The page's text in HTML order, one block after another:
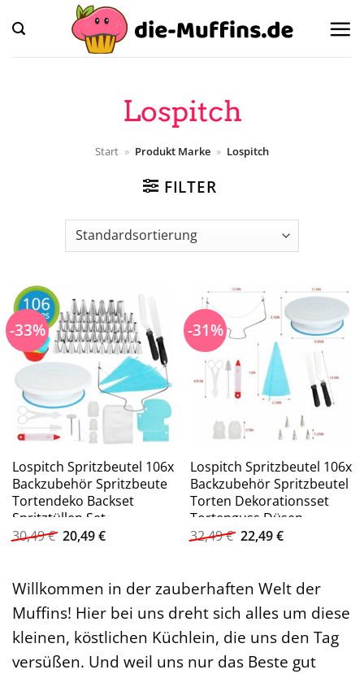
Inhalt
springen
Lospitch
Start » Produkt Marke » Lospitch
FILTER
-33%
Lospitch Spritzbeutel 106x
Backzubehör Spritzbeute
Tortendeko Backset
Spritztüllen Set
30,49€ Ursprünglicher
Preis
20,49€Aktueller
-31%
Lospitch Spritzbeutel 106x
Backzubehör Spritzbeutel
Torten Dekorationsset
Tortenguss Düsen
32,49€ Ursprünglicher
Preis
22,49€Aktueller
Willkommen in der zauberhaften Welt der
Muffins! Hier bei uns dreht sich alles um diese
kleinen, köstlichen Küchlein, die uns den Tag
versüßen. Und weil uns nur das Beste gut